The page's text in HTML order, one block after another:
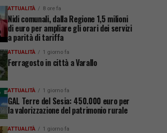
ATTUALITÀ 8 ore fa
Nidi comunali, dalla Regione 1,5 milioni
di euro per ampliare gli orari dei servizi
a parità di tariffa
ATTUALITÀ 1 giorno fa
Ferragosto in città a Varallo
ATTUALITÀ 1 giorno fa
GAL Terre del Sesia: 450.000 euro per
la valorizzazione del patrimonio rurale
ATTUALITÀ 1 giorno fa